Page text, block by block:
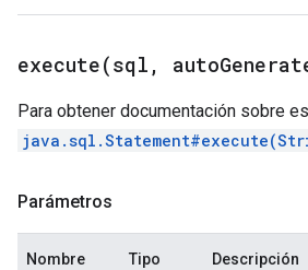
execute(sql , auto
Para obtener documentación sobre
Parámetros
Nombre Tipo Descripción